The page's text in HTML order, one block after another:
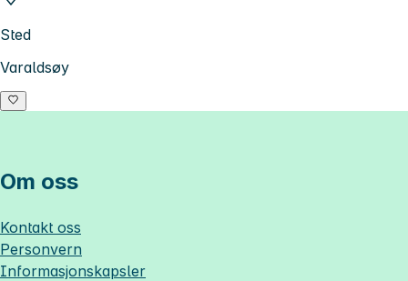
Sted
Varaldsøy
Om oss
Kontakt oss
Personvern
Informasjonskapsler